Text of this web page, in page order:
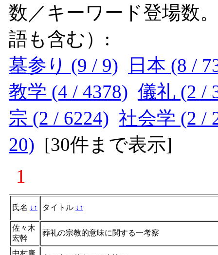
数／キーワード登場数
語も含む）:
墓参り (9 / 9)
日本 (8 /
教学 (4 / 4378) 儀礼 (2 /
宗 (2 / 6224) 社会学 (2 /
20) [30件まで表示]
1
氏名 ↓ ↑ タイトル ↓ ↑
佐々木
宏幹
葬礼の宗教的意味に関する一考察
中村康